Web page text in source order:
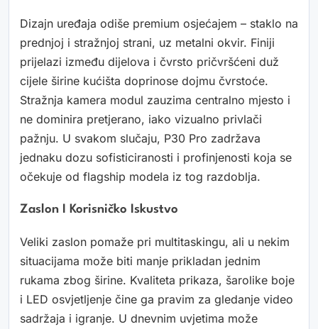
Dizajn uređaja odiše premium osjećajem – staklo na
prednjoj i stražnjoj strani, uz metalni okvir. Finiji
prijelazi između dijelova i čvrsto pričvršćeni duž
cijele širine kućišta doprinose dojmu čvrstoće.
Stražnja kamera modul zauzima centralno mjesto i
ne dominira pretjerano, iako vizualno privlači
pažnju. U svakom slučaju, P30 Pro zadržava
jednaku dozu sofisticiranosti i profinjenosti koja se
očekuje od flagship modela iz tog razdoblja.
Zaslon I Korisničko Iskustvo
Veliki zaslon pomaže pri multitaskingu, ali u nekim
situacijama može biti manje prikladan jednim
rukama zbog širine. Kvaliteta prikaza, šarolike boje
i LED osvjetljenje čine ga pravim za gledanje video
sadržaja i igranje. U dnevnim uvjetima može